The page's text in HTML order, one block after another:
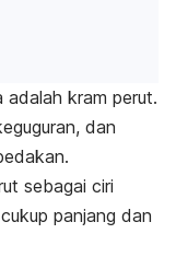
kram perut.
dan
sebagai ciri
panjang dan